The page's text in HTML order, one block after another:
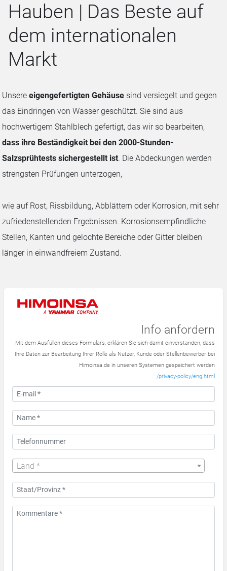
Hauben | Das Beste auf
dem internationalen
Markt
Unsere eigengefertigten Gehäuse sind versiegelt und gegen
das Eindringen von Wasser geschützt. Sie sind aus
hochwertigem Stahlblech gefertigt, das wir so bearbeiten,
dass ihre Beständigkeit bei den 2000-Stunden-
Salzsprühtests sichergestellt ist. Die Abdeckungen werden
strengsten Prüfungen unterzogen,
wie auf Rost, Rissbildung, Abblättern oder Korrosion, mit sehr
zufriedenstellenden Ergebnissen. Korrosionsempfindliche
Stellen, Kanten und gelochte Bereiche oder Gitter bleiben
länger in einwandfreiem Zustand.
Info anfordern
Mit dem Ausfüllen dieses Formulars, erklären Sie sich damit einverstanden, dass
Ihre Daten zur Bearbeitung Ihrer Rolle als Nutzer, Kunde oder Stellenbewerber bei
Himoinsa.de in unseren Systemen gespeichert werden
/privacy-policy/eng.html
Land *